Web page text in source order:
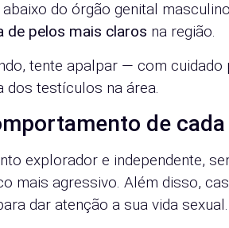
do órgão genital
de pelos mais claros na região.
tente apalpar — com cuidado
dos testículos na área.
de cada
explorador e independente,
mais agressivo. Além disso,
dar atenção a sua vida sexual.